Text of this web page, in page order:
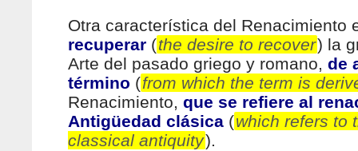
Otra característica del Renacimiento
recuperar (the desire to recover) la
Arte del pasado griego y romano, de
término (from which the term is
Renacimiento, que se refiere al
Antigüedad clásica (which refers to
classical antiquity).